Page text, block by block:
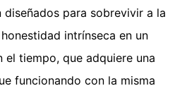
diseñados para sobrevivir a la
intrínseca en un
tiempo, que adquiere una
funcionando con la misma